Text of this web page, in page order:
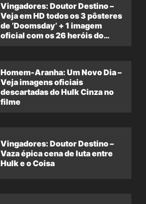
Vingadores: Doutor Destino –
Veja em HD todos os 3 pôsteres
de ‘Doomsday’ + 1 imagem
oficial com os 26 heróis do
Homem-Aranha: Um Novo Dia –
Veja imagens oficiais
descartadas do Hulk Cinza no
filme
Vingadores: Doutor Destino –
Vaza épica cena de luta entre
Hulk e o Coisa